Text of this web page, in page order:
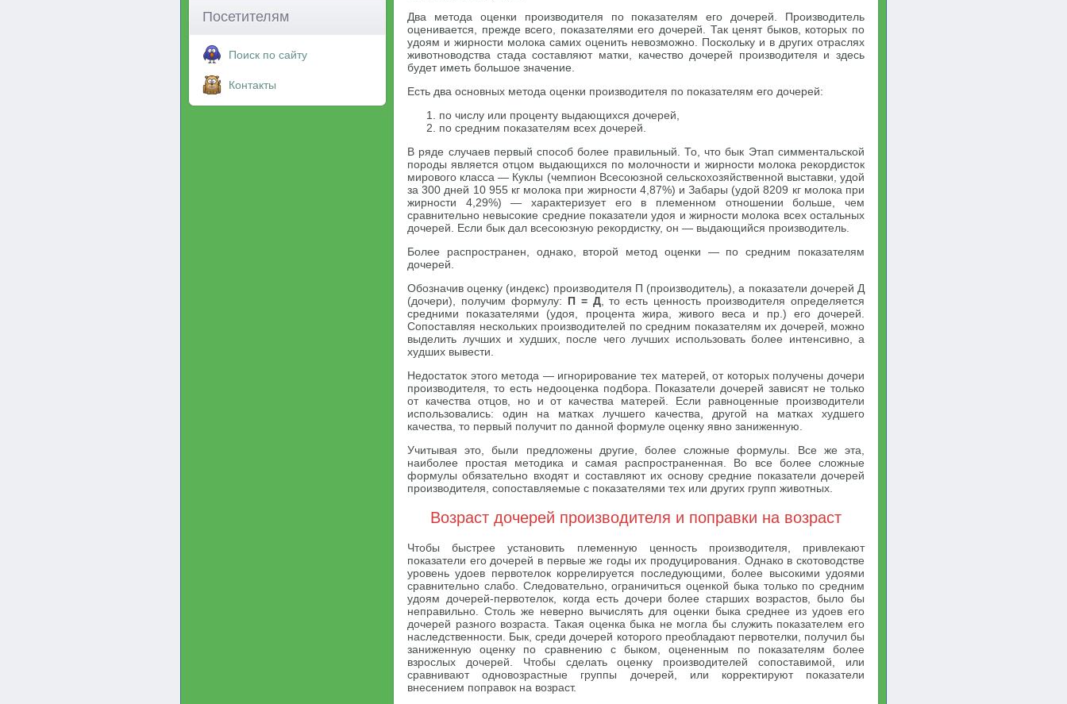
Посетителям
Поиск по сайту
Контакты
Два метода оценки производителя по показателям его дочерей. Производитель
оценивается, прежде всего, показателями его дочерей. Так ценят быков, которых по
удоям и жирности молока самих оценить невозможно. Поскольку и в других отраслях
животноводства стада составляют матки, качество дочерей производителя и здесь
будет иметь большое значение.
Есть два основных метода оценки производителя по показателям его дочерей:
по числу или проценту выдающихся дочерей,
по средним показателям всех дочерей.
В ряде случаев первый способ более правильный. То, что бык Этап симментальской
породы является отцом выдающихся по молочности и жирности молока рекордисток
мирового класса — Куклы (чемпион Всесоюзной сельскохозяйственной выставки, удой
за 300 дней 10 955 кг молока при жирности 4,87%) и Забары (удой 8209 кг молока при
жирности 4,29%) — характеризует его в племенном отношении больше, чем
сравнительно невысокие средние показатели удоя и жирности молока всех остальных
дочерей. Если бык дал всесоюзную рекордистку, он — выдающийся производитель.
Более распространен, однако, второй метод оценки — по средним показателям
дочерей.
Обозначив оценку (индекс) производителя П (производитель), а показа­тели дочерей Д
(дочери), получим формулу: П = Д, то есть ценность производителя определяется
средними показателями (удоя, процента жира, живого веса и пр.) его дочерей.
Сопоставляя нескольких производителей по средним показателям их дочерей, можно
выделить лучших и худших, после чего лучших использовать более интенсивно, а
худших вывести.
Недостаток этого метода — игнорирование тех матерей, от которых получены дочери
производителя, то есть недооценка подбора. Показатели дочерей зависят не только
от качества отцов, но и от качества матерей. Если равноценные производители
использовались: один на матках лучшего качества, другой на матках худшего
качества, то первый получит по данной формуле оценку явно заниженную.
Учитывая это, были предложены другие, более сложные формулы. Все же эта,
наиболее простая методика и самая распространенная. Во все более сложные
формулы обязательно входят и составляют их основу средние показатели дочерей
производителя, сопоставляемые с показателями тех или других групп животных.
Возраст дочерей производителя и поправки на возраст
Чтобы быстрее установить племенную ценность производителя, привлекают
показатели его дочерей в первые же годы их продуцирования. Однако в скотоводстве
уровень удоев первотелок коррелируется последующими, более высокими удоями
сравнительно слабо. Следовательно, ограничиться оценкой быка только по средним
удоям дочерей-первотелок, когда есть дочери более старших возрастов, было бы
неправильно. Столь же неверно вычислять для оценки быка среднее из удоев его
дочерей разного возраста. Такая оценка быка не могла бы служить показателем его
наследственности. Бык, среди дочерей которого преобладают первотелки, получил бы
заниженную оценку по сравнению с быком, оцененным по показателям более
взрослых дочерей. Чтобы сделать оценку производителей сопоставимой, или
сравнивают одновозрастные группы дочерей, или корректируют показатели
внесением поправок на возраст.